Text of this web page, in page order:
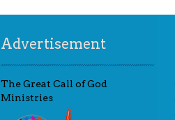
Advertisement
The Great Call of God
Ministries